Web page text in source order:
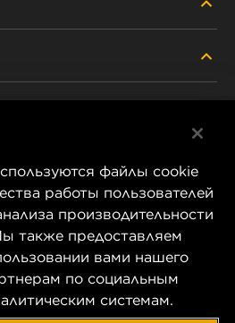
файлы cookie
работы пользователей
производительности
также предоставляем
вами нашего
по социальным
системам.